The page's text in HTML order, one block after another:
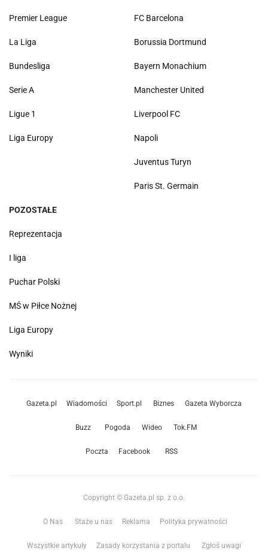
Premier League
La Liga
Bundesliga
Serie A
Ligue 1
Liga Europy
FC Barcelona
Borussia Dortmund
Bayern Monachium
Manchester United
Liverpool FC
Napoli
Juventus Turyn
Paris St. Germain
POZOSTAŁE
Reprezentacja
I liga
Puchar Polski
MŚ w Piłce Nożnej
Liga Europy
Wyniki
Gazeta.pl Wiadomości Sport.pl Biznes Gazeta Wyborcza
Buzz Pogoda Wideo Tok.FM
Poczta Facebook RSS
Copyright © Gazeta.pl sp. z o.o.
O Nas Staże u nas Reklama Polityka prywatności
Wszystkie artykuły Zasady korzystania z portalu Zgłoś uwagi